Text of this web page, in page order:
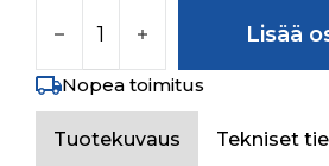
Lisää
Nopea toimitus
Tuotekuvaus Tekniset